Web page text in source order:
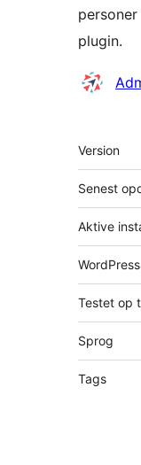
plugin.
Meta
Version
Senest
Aktive
Testet op
Sprog
Tags